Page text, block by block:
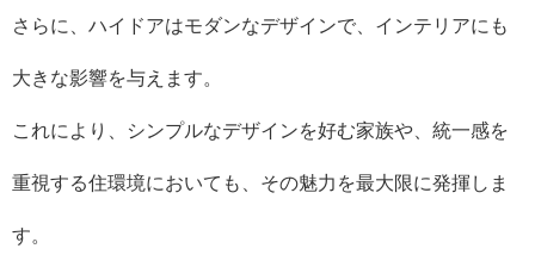
さらに、ハイドアはモダンなデザインで、インテリアにも
大きな影響を与えます。
これにより、シンプルなデザインを好む家族や、統一感を
重視する住環境においても、その魅力を最大限に発揮しま
す。